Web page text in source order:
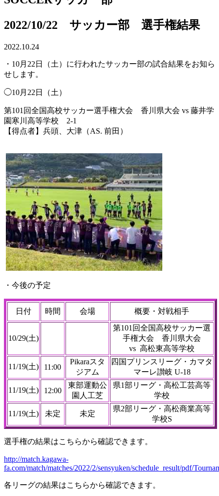
2022/10/22 サッカー部 選手権結果
2022.10.24
・10月22日（土）に行われたサッカー部の試合結果をお知ら
せします。
◯10月22日（土）
第101回全国高校サッカー選手権大会 香川県大会 vs 藤井学
園寒川高等学校 2-1
【得点者】兵頭、大津（AS. 前田）
・今後の予定
日付 時間 会場 概要・対戦相手
10/29(土)
第101回全国高校サッカー選
手権大会 香川県大会
vs 高松東高等学校
11/19(土) 11:00
Pikaraスタ
ジアム
四国プリンスリーグ・カマタ
マーレ讃岐 U-18
11/19(土) 12:00
東部運動公
園人工芝
県1部リーグ・高松工芸高等
学校
11/19(土) 未定 未定
県2部リーグ・高松商業高等
学校S
選手権の結果はこちらから確認できます。
http://match.kagawa-
fa.com/match/matches/2022/2/sensyuken/schedule_result/pdf/
各リーグの結果はこちらから確認できます。